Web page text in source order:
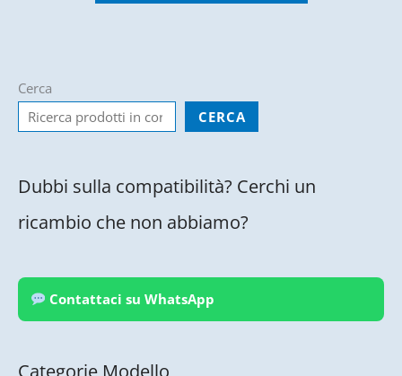
Cerca
CERCA
Dubbi sulla compatibilità? Cerchi un
ricambio che non abbiamo?
Contattaci su WhatsApp
Categorie Modello